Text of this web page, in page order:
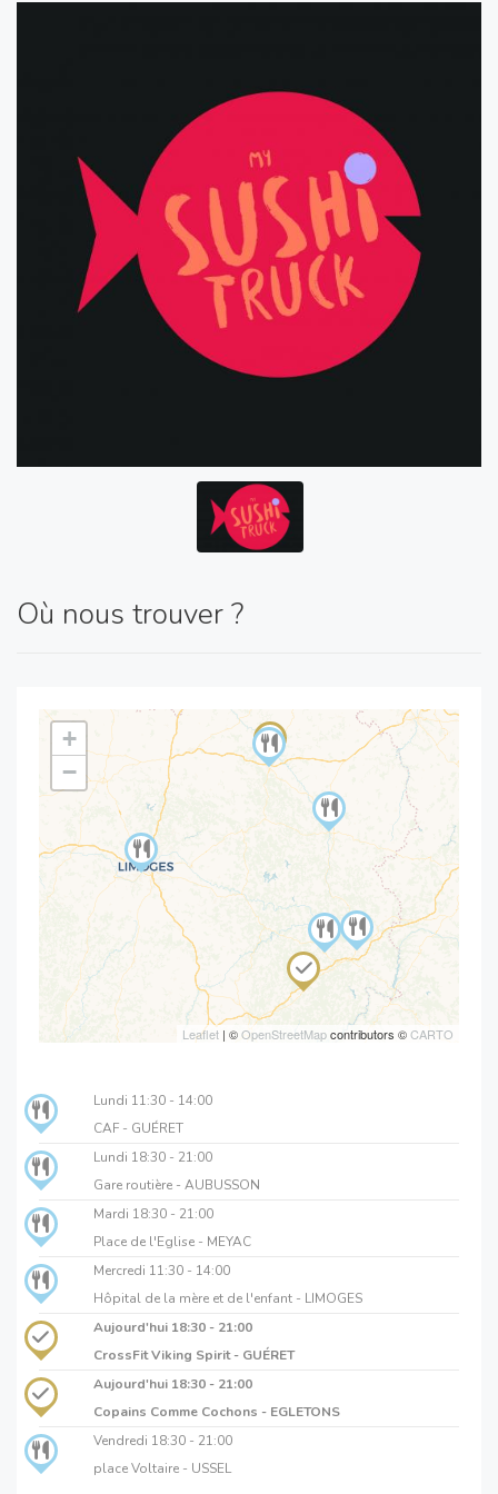
Où nous trouver ?
+
−
Leaflet | ©OpenStreetMapcontributors ©CARTO
Lundi 11:30 - 14:00
CAF - GUÉRET
Lundi 18:30 - 21:00
Gare routière - AUBUSSON
Mardi 18:30 - 21:00
Place de l'Eglise - MEYAC
Mercredi 11:30 - 14:00
Hôpital de la mère et de l'enfant - LIMOGES
Aujourd'hui 18:30 - 21:00
CrossFit Viking Spirit - GUÉRET
Aujourd'hui 18:30 - 21:00
Copains Comme Cochons - EGLETONS
Vendredi 18:30 - 21:00
place Voltaire - USSEL